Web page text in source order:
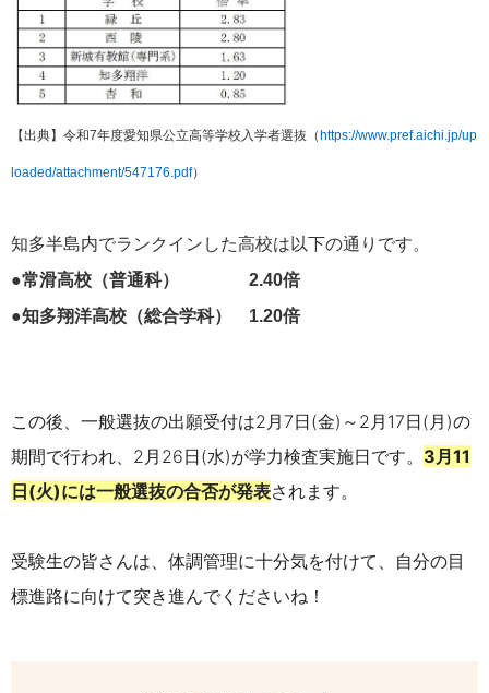
【出典】令和7年度愛知県公立高等学校入学者選抜（ https://www.pref.aichi.jp/up
loaded/attachment/547176.pdf）
知多半島内でランクインした高校は以下の通りです。
●常滑高校（普通科） 2.40倍
●知多翔洋高校（総合学科） 1.20倍
この後、一般選抜の出願受付は2月7日(金)～2月17日(月)の
期間で行われ、2月26日(水)が学力検査実施日です。 3月11
日(火)には一般選抜の合否が発表されます。
受験生の皆さんは、体調管理に十分気を付けて、自分の目
標進路に向けて突き進んでくださいね！